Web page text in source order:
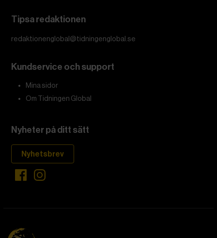
Tipsa redaktionen
redaktionenglobal@tidningenglobal.se
Kundservice och support
Mina sidor
Om Tidningen Global
Nyheter på ditt sätt
Nyhetsbrev